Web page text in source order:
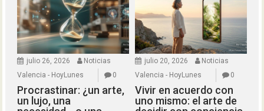
julio 26, 2026
Noticias
Valencia - HoyLunes
0
Procrastinar: ¿un arte,
un lujo, una
julio 20, 2026
Noticias
Valencia - HoyLunes
0
Vivir en acuerdo con
uno mismo: el arte de